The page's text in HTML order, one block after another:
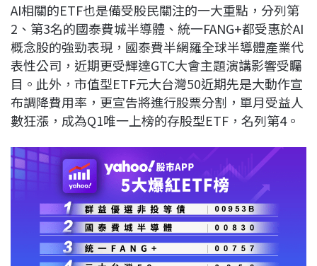
AI相關的ETF也是備受股民關注的一大重點，分列第
2、第3名的國泰費城半導體、統一FANG+都受惠於AI
概念股的強勁表現，國泰費半網羅全球半導體產業代
表性公司，近期更受輝達GTC大會主題演講影響受矚
目。此外，市值型ETF元大台灣50近期先是大動作宣
布調降費用率，更宣告將進行股票分割，單月受益人
數狂漲，成為Q1唯一上榜的存股型ETF，名列第4。